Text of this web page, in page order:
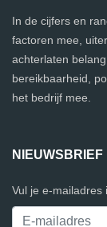
In de cijfers en
factoren mee,
achterlaten
bereikbaarheid,
het bedrijf mee.
NIEUWSBRIEF
Vul je e-mailadres